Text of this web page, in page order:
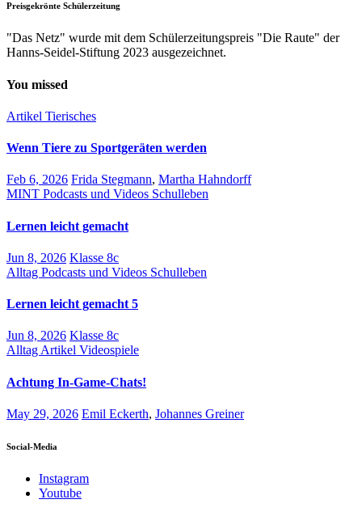
Preisgekrönte Schülerzeitung
"Das Netz" wurde mit dem Schülerzeitungspreis "Die Raute" der
Hanns-Seidel-Stiftung 2023 ausgezeichnet.
You missed
Artikel Tierisches
Wenn Tiere zu Sportgeräten werden
Feb 6, 2026 Frida Stegmann, Martha Hahndorff
MINT Podcasts und Videos Schulleben
Lernen leicht gemacht
Jun 8, 2026 Klasse 8c
Alltag Podcasts und Videos Schulleben
Lernen leicht gemacht 5
Jun 8, 2026 Klasse 8c
AlltagArtikel Videospiele
Achtung In-Game-Chats!
May 29, 2026 Emil Eckerth, Johannes Greiner
Social-Media
Instagram
Youtube